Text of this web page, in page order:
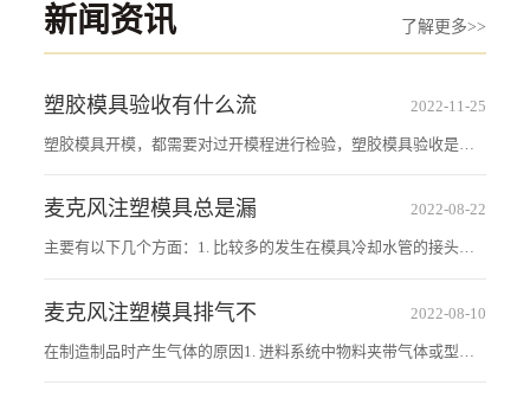
新闻资讯 了解更多>>
塑胶模具验收有什么流 2022-11-25
塑胶模具开模，都需要对过开模程进行检验，塑胶模具验收是检
个部分：1.开模前的产品图纸验收。这个动作是由塑胶模具厂家
的模具设计工程师来验收的，而不...
麦克风注塑模具总是漏 2022-08-22
主要有以下几个方面：1. 比较多的发生在模具冷却水管的接头
2. 由于长期成型的条件下，模具内的防水圈会破损，在O形防水橡
胶圈容易硬化和开裂，导致...
麦克风注塑模具排气不 2022-08-10
在制造制品时产生气体的原因1. 进料系统中物料夹带气体或型腔